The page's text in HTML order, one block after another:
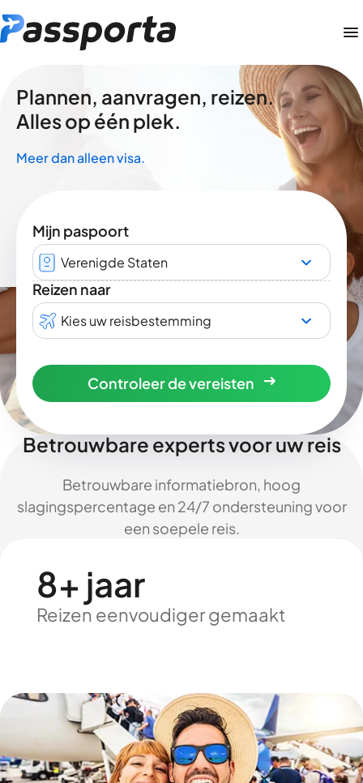
Plannen, aanvragen, reizen.
Alles op één plek.
Meer dan alleen visa.
Mijn paspoort
Verenigde Staten
Reizen naar
Kies uw reisbestemming
Controleer de vereisten
Betrouwbare experts voor uw reis
Betrouwbare informatiebron, hoog
slagingspercentage en 24/7 ondersteuning voor
een soepele reis.
8+ jaar
Reizen eenvoudiger gemaakt